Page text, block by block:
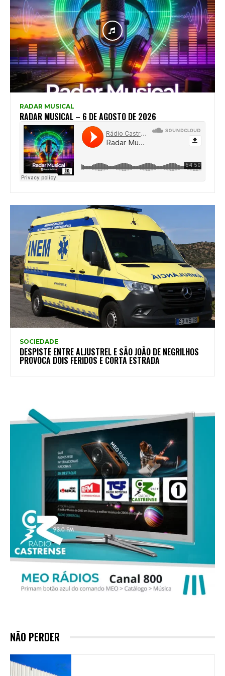
RADAR MUSICAL
RADAR MUSICAL – 6 DE AGOSTO DE 2026
SOCIEDADE
DESPISTE ENTRE ALJUSTREL E SÃO JOÃO DE NEGRILHOS
PROVOCA DOIS FERIDOS E CORTA ESTRADA
NÃO PERDER